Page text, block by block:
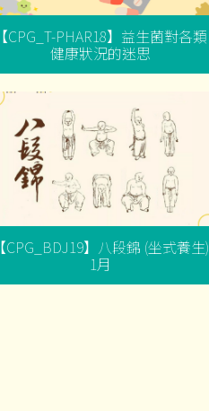
【CPG_T-PHAR18】益生菌對各類
健康狀況的迷思
【CPG_BDJ19】八段錦 (坐式養生)
1月